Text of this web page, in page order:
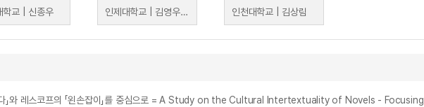
학교 | 신종우
인제대학교 | 김영우, 인제대학교
인천대학교 | 김상림